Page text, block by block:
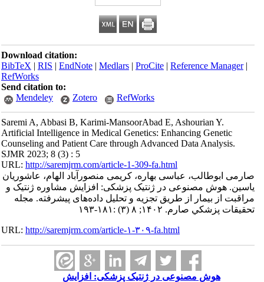
Download citation:
BibTeX|RIS|EndNote|Medlars|ProCite|Reference Manager
RefWorks
Send citation to:
Mendeley
Zotero RefWorks
Saremi A, Abbasi B, Karimi-MansoorAbad E, Ashourian Y.
Artificial Intelligence in Medical Genetics: Enhancing Genetic
Counseling and Patient Care through Advanced Data Analysis.
SJMR 2023; 8 (3) : 5
URL:http://saremjrm.com/article-1-309-fa.html
صارمی ابوطالب، عباسی بهاره، کریمی منصورآباد الهام، عاشوریان
یاسین. هوش مصنوعی در ژنتیک پزشکی: افزایش مشاوره ژنتیک و
مراقبت از بیمار از طریق تجزیه و تحلیل داده‌های پیشرفته. مجله
تحقيقات پزشكي صارم. ۱۴۰۲; ۸ (۳) :۱۸۱-۱۹۳
URL:http://saremjrm.com/article-۱-۳۰۹-fa.html
هوش مصنوعی در ژنتیک پزشکی: افزایش